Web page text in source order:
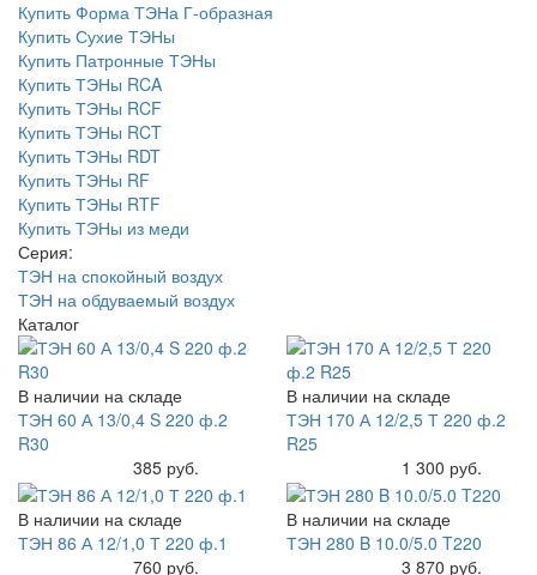
Купить Форма ТЭНа Г-образная
Купить Сухие ТЭНы
Купить Патронные ТЭНы
Купить ТЭНы RCA
Купить ТЭНы RCF
Купить ТЭНы RCT
Купить ТЭНы RDT
Купить ТЭНы RF
Купить ТЭНы RTF
Купить ТЭНы из меди
Серия:
ТЭН на спокойный воздух
ТЭН на обдуваемый воздух
Каталог
В наличии на складе
ТЭН 60 А 13/0,4 S 220 ф.2
R30
385 руб.
В наличии на складе
ТЭН 170 А 12/2,5 Т 220 ф.2
R25
1 300 руб.
В наличии на складе
ТЭН 86 А 12/1,0 Т 220 ф.1
760 руб.
В наличии на складе
ТЭН 280 B 10.0/5.0 T220
3 870 руб.